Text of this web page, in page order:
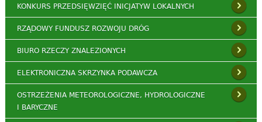
KONKURS PRZEDSIĘWZIĘĆ INICJATYW LOKALNYCH
RZĄDOWY FUNDUSZ ROZWOJU DRÓG
BIURO RZECZY ZNALEZIONYCH
ELEKTRONICZNA SKRZYNKA PODAWCZA
OSTRZEŻENIA METEOROLOGICZNE, HYDROLOGICZNE
I BARYCZNE